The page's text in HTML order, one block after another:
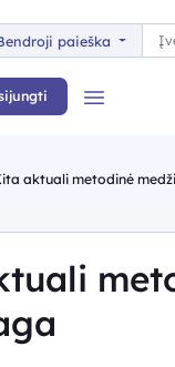
paieška
aktuali metodinė